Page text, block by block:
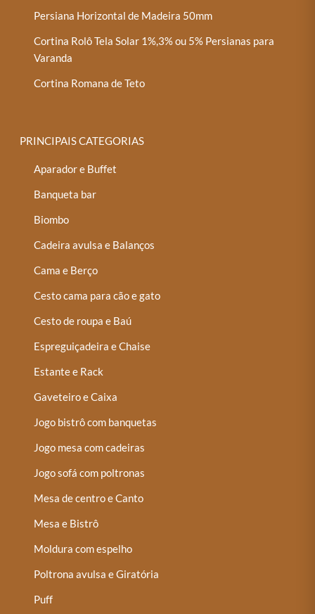
Persiana Horizontal de Madeira 50mm
Cortina Rolô Tela Solar 1%,3% ou 5% Persianas para
Varanda
Cortina Romana de Teto
PRINCIPAIS CATEGORIAS
Aparador e Buffet
Banqueta bar
Biombo
Cadeira avulsa e Balanços
Cama e Berço
Cesto cama para cão e gato
Cesto de roupa e Baú
Espreguiçadeira e Chaise
Estante e Rack
Gaveteiro e Caixa
Jogo bistrô com banquetas
Jogo mesa com cadeiras
Jogo sofá com poltronas
Mesa de centro e Canto
Mesa e Bistrô
Moldura com espelho
Poltrona avulsa e Giratória
Puff